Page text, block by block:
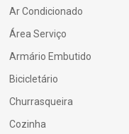
Ar Condicionado
Área Serviço
Armário Embutido
Bicicletário
Churrasqueira
Cozinha